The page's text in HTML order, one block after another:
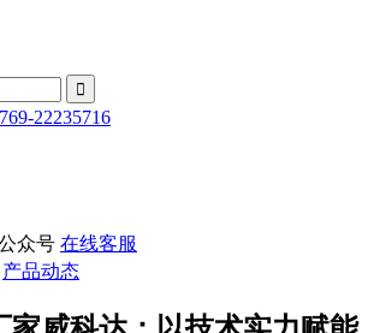

22235716
众号 在线客服
产品动态